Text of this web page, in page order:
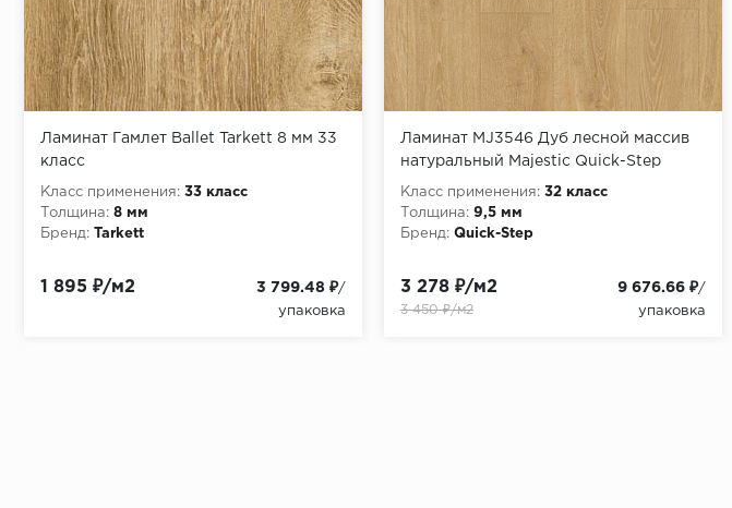
Ламинат Гамлет Ballet Tarkett 8 мм 33
класс
Класс применения: 33 класс
Толщина: 8 мм
Бренд:
Tarkett
1 895 ₽/м2 3 799.48 ₽/
упаковка
Ламинат MJ3546 Дуб лесной массив
натуральный Majestic Quick-Step
Класс применения: 32 класс
Толщина: 9,5 мм
Бренд: Quick-Step
3 278 ₽/м2
3 450 ₽/м2
9 676.66 ₽/
упаковка